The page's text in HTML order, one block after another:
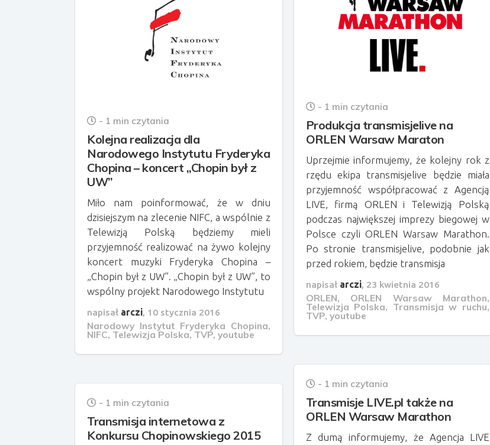
- 1 min czytania
Produkcja transmisjelive na
ORLEN Warsaw Maraton
Uprzejmie informujemy, że kolejny rok z
rzędu ekipa transmisjelive będzie miała
przyjemność współpracować z Agencją
LIVE, firmą ORLEN i Telewizją Polską
podczas największej imprezy biegowej w
Polsce czyli ORLEN Warsaw Marathon.
Po stronie transmisjelive, podobnie jak
przed rokiem, będzie transmisja
napisał arczi, 23 kwietnia 2016
ORLEN, ORLEN Warsaw Marathon,
Telewizja Polska, Transmisja w ruchu,
TVP, youtube
- 1 min czytania
Kolejna realizacja dla
Narodowego Instytutu Fryderyka
Chopina – koncert „Chopin był z
UW”
Miło nam poinformować, że w dniu
dzisiejszym na zlecenie NIFC, a wspólnie z
Telewizją Polską będziemy mieli
przyjemność realizować na żywo kolejny
koncert muzyki Fryderyka Chopina –
„Chopin był z UW”. „Chopin był z UW”, to
wspólny projekt Narodowego Instytutu
napisał arczi 10 stycznia 2016
Narodowy Instytut Fryderyka Chopina,
NIFC, Telewizja Polska, TVP, youtube
- 1 min czytania
Transmisje LIVE.pl także na
ORLEN Warsaw Marathon
Z dumą informujemy, że Agencja LIVE
- 1 min czytania
Transmisja internetowa z
Konkursu Chopinowskiego 2015